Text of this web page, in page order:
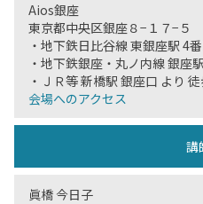
Aios銀座
東京都中央区銀座８−１７−５
・地下鉄日比谷線 東銀座駅 4
・地下鉄銀座・丸ノ内線 銀座
・ＪＲ等 新橋駅 銀座口 より
会場へのアクセス
講
眞橋 今日子